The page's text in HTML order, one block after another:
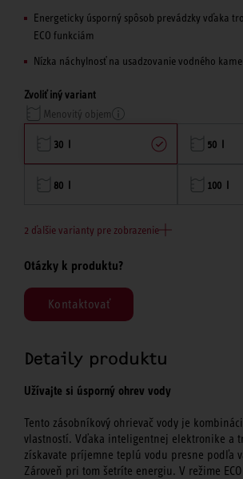
Energeticky úsporný spôsob prevádzky vďaka
ECO funkciám
Nízka náchylnosť na usadzovanie vodného
Zvoliť iný variant
Menovitý objem
30 l 50 l
80 l 100 l
2 ďalšie varianty pre zobrazenie
Otázky k produktu?
Kontaktovať
Detaily produktu
Užívajte si úsporný ohrev vody
Tento zásobníkový ohrievač vody je
vlastností. Vďaka inteligentnej elektronike a
získavate príjemne teplú vodu presne podľa
Zároveň pri tom šetríte energiu. V režime ECO